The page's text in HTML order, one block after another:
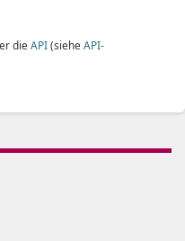
die API(siehe API-